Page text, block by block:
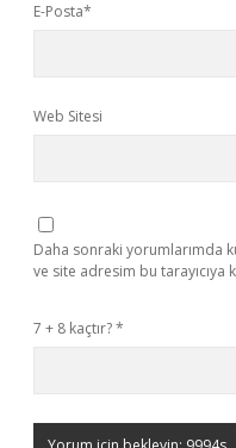
E-Posta*
Web Sitesi
Daha sonraki yorumlarımda
ve site adresim bu tarayıcıya
7 + 8 kaçtır?*